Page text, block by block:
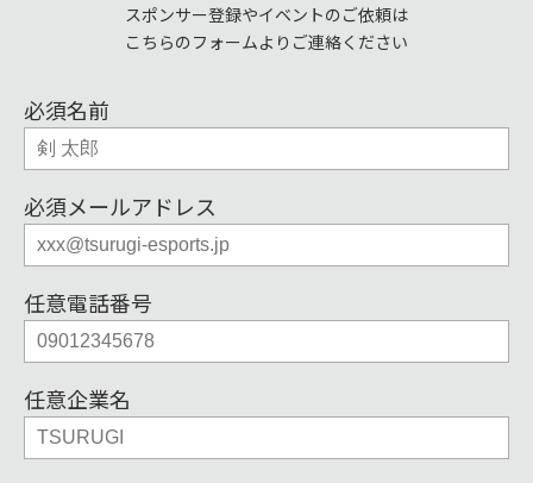
スポンサー登録やイベントのご依頼は
こちらのフォームよりご連絡ください
必須名前
必須メールアドレス
任意電話番号
任意企業名